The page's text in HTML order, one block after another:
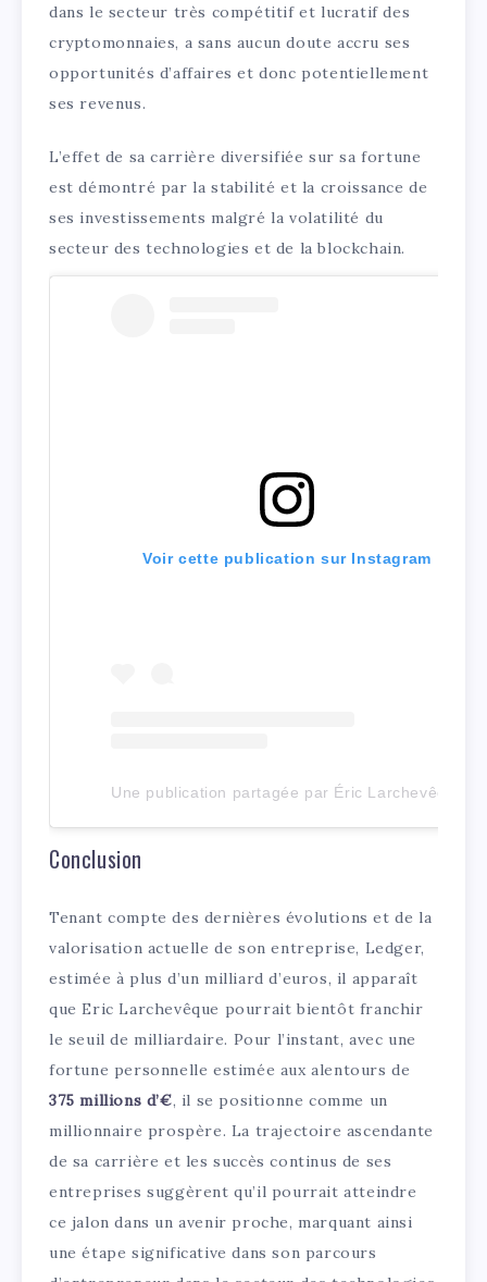
dans le secteur très compétitif et lucratif des
cryptomonnaies, a sans aucun doute accru ses
opportunités d’affaires et donc potentiellement
ses revenus.
L’effet de sa carrière diversifiée sur sa fortune
est démontré par la stabilité et la croissance de
ses investissements malgré la volatilité du
secteur des technologies et de la blockchain.
Voir cette publication sur Instagram
Conclusion
Tenant compte des dernières évolutions et de la
valorisation actuelle de son entreprise, Ledger,
estimée à plus d’un milliard d’euros, il apparaît
que Eric Larchevêque pourrait bientôt franchir
le seuil de milliardaire. Pour l’instant, avec une
fortune personnelle estimée aux alentours de
375 millions d’€, il se positionne comme un
millionnaire prospère. La trajectoire ascendante
de sa carrière et les succès continus de ses
entreprises suggèrent qu’il pourrait atteindre
ce jalon dans un avenir proche, marquant ainsi
une étape significative dans son parcours